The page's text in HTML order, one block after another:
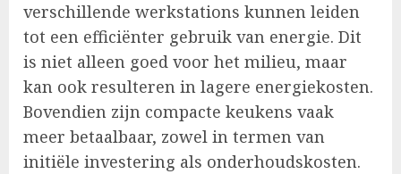
verschillende werkstations kunnen leiden
tot een efficiënter gebruik van energie. Dit
is niet alleen goed voor het milieu, maar
kan ook resulteren in lagere energiekosten.
Bovendien zijn compacte keukens vaak
meer betaalbaar, zowel in termen van
initiële investering als onderhoudskosten.